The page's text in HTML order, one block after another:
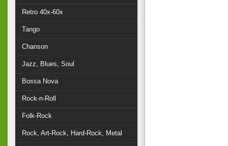
Retro 40x-60x
Tango
Chanson
Jazz, Blues, Soul
Bossa Nova
Rock-n-Roll
Folk-Rock
Rock, Art-Rock, Hard-Rock, Metal